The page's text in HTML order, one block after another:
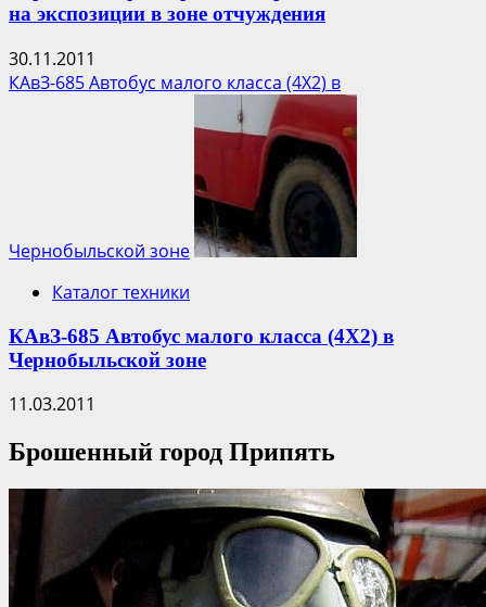
на экспозиции в зоне отчуждения
30.11.2011
КАвЗ-685 Автобус малого класса (4Х2) в
Чернобыльской зоне
Каталог техники
КАвЗ-685 Автобус малого класса (4Х2) в
Чернобыльской зоне
11.03.2011
Брошенный город Припять